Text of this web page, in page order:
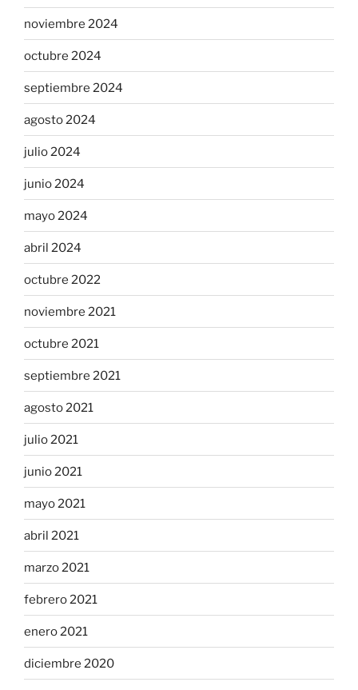
noviembre 2024
octubre 2024
septiembre 2024
agosto 2024
julio 2024
junio 2024
mayo 2024
abril 2024
octubre 2022
noviembre 2021
octubre 2021
septiembre 2021
agosto 2021
julio 2021
junio 2021
mayo 2021
abril 2021
marzo 2021
febrero 2021
enero 2021
diciembre 2020